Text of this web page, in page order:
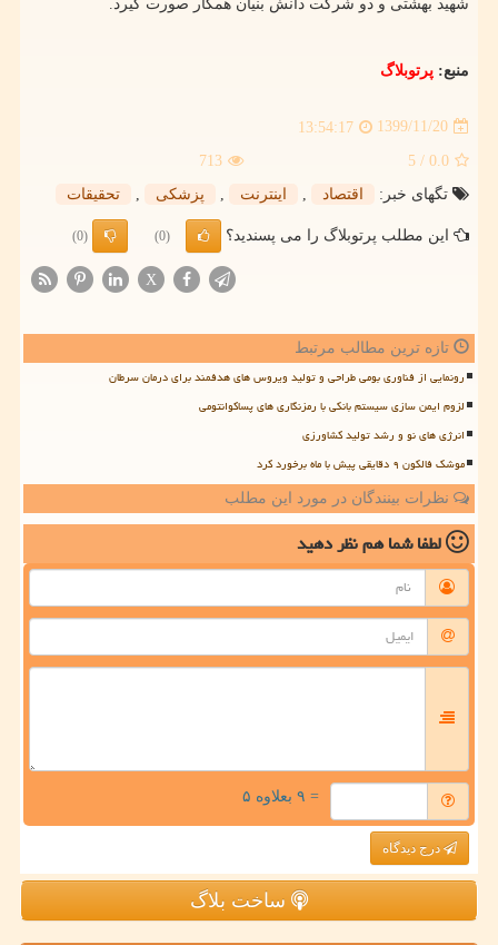
شهید بهشتی و دو شرکت دانش بنیان همکار صورت گیرد.
منبع: پرتوبلاگ
1399/11/20
13:54:17
0.0
/ 5
713
تگهای خبر:
اقتصاد اینترنت پزشكی تحقیقات
این مطلب پرتوبلاگ را می پسندید؟ (0)
(0)
X
تازه ترین مطالب مرتبط
رونمایی از فناوری بومی طراحی و تولید ویروس های هدفمند برای درمان سرطان
لزوم ایمن سازی سیستم بانکی با رمزنگاری های پساکوانتومی
انرژی های نو و رشد تولید کشاورزی
موشک فالکون ۹ دقایقی پیش با ماه برخورد کرد
نظرات بینندگان در مورد این مطلب
لطفا شما همنظر دهید
= ۹ بعلاوه ۵
درج دیدگاه
ساخت بلاگ